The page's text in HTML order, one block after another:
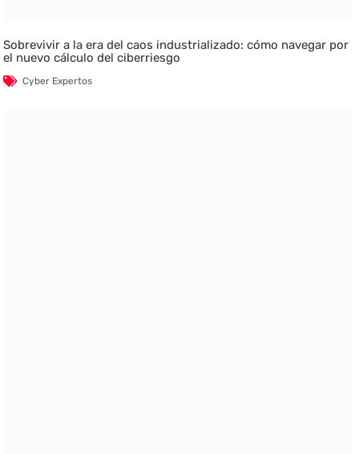
Sobrevivir a la era del caos industrializado: cómo navegar por
el nuevo cálculo del ciberriesgo
Cyber Expertos